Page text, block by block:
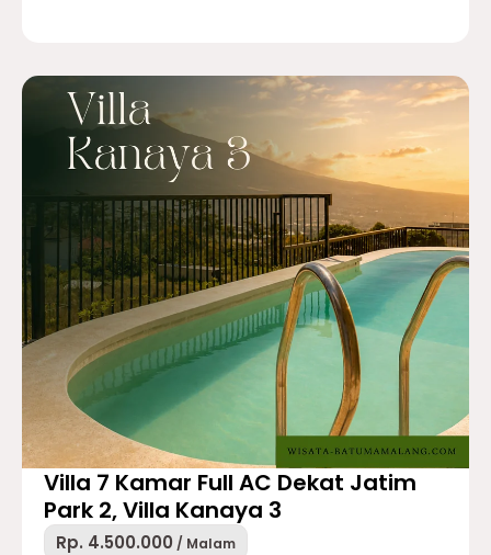
Villa 7 Kamar Full AC Dekat Jatim
Park 2, Villa Kanaya 3
Rp. 4.500.000 / Malam